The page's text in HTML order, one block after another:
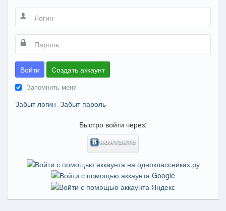
Войти Создать аккаунт
Запомнить меня
Забыт логин Забыт пароль
Быстро войти через: